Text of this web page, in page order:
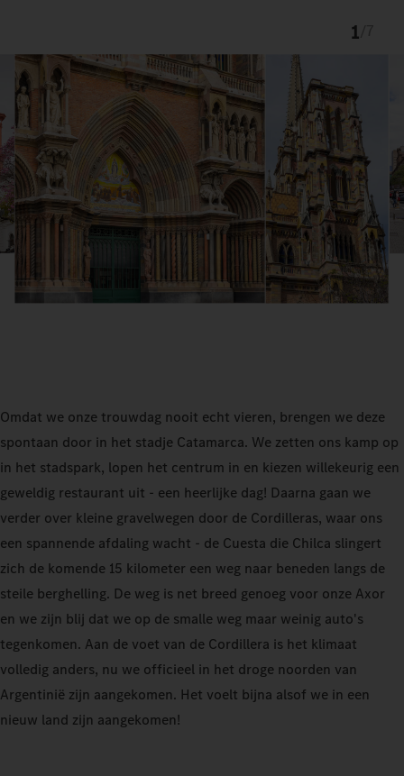
1
Omdat we onze trouwdag nooit echt vieren, brengen we deze
spontaan door in het stadje Catamarca. We zetten ons kamp op
in het stadspark, lopen het centrum in en kiezen willekeurig een
geweldig restaurant uit - een heerlijke dag! Daarna gaan we
verder over kleine gravelwegen door de Cordilleras, waar ons
een spannende afdaling wacht - de Cuesta die Chilca slingert
zich de komende 15 kilometer een weg naar beneden langs de
steile berghelling. De weg is net breed genoeg voor onze Axor
en we zijn blij dat we op de smalle weg maar weinig auto's
tegenkomen. Aan de voet van de Cordillera is het klimaat
volledig anders, nu we officieel in het droge noorden van
Argentinië zijn aangekomen. Het voelt bijna alsof we in een
nieuw land zijn aangekomen!